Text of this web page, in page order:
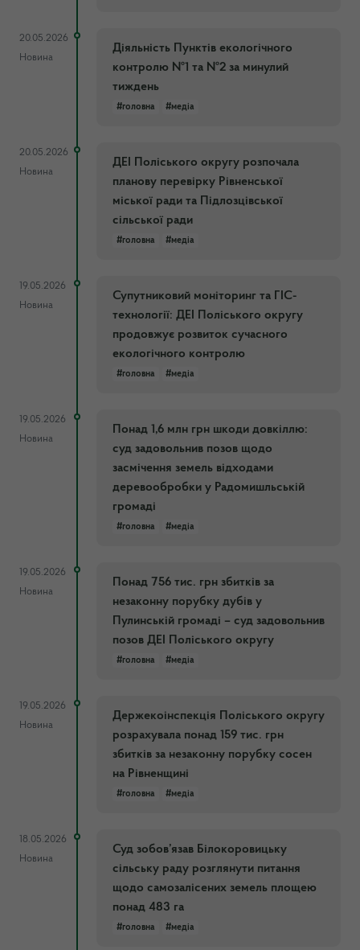
20.05.2026
Новина
Діяльність Пунктів екологічного
контролю №1 та №2 за минулий
тиждень
#головна #медіа
20.05.2026
Новина
ДЕІ Поліського округу розпочала
планову перевірку Рівненської
міської ради та Підлозцівської
сільської ради
#головна #медіа
19.05.2026
Новина
Супутниковий моніторинг та ГІС-
технології: ДЕІ Поліського округу
продовжує розвиток сучасного
екологічного контролю
#головна #медіа
19.05.2026
Новина
Понад 1,6 млн грн шкоди довкіллю:
суд задовольнив позов щодо
засмічення земель відходами
деревообробки у Радомишльській
громаді
#головна #медіа
19.05.2026
Новина
Понад 756 тис. грн збитків за
незаконну порубку дубів у
Пулинській громаді – суд задовольнив
позов ДЕІ Поліського округу
#головна #медіа
19.05.2026
Новина
Держекоінспекція Поліського округу
розрахувала понад 159 тис. грн
збитків за незаконну порубку сосен
на Рівненщині
#головна #медіа
18.05.2026
Новина
Суд зобов’язав Білокоровицьку
сільську раду розглянути питання
щодо самозалісених земель площею
понад 483 га
#головна #медіа